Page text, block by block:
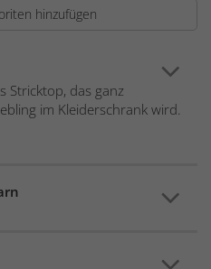
hinzufügen
Stricktop, das ganz
im Kleiderschrank wird.